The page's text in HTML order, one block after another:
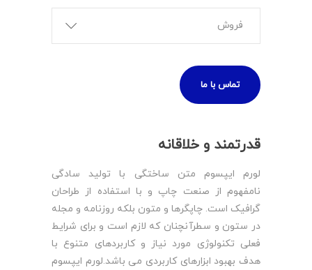
فروش
قدرتمند و خلاقانه
لورم ایپسوم متن ساختگی با تولید سادگی
نامفهوم از صنعت چاپ و با استفاده از طراحان
گرافیک است. چاپگرها و متون بلکه روزنامه و مجله
در ستون و سطرآنچنان که لازم است و برای شرایط
فعلی تکنولوژی مورد نیاز و کاربردهای متنوع با
هدف بهبود ابزارهای کاربردی می باشد.لورم ایپسوم